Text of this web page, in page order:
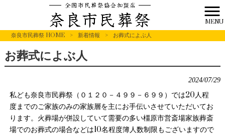
MENU
奈良市民葬祭 HOME
> 新着情報 > お葬式によぶ人
お葬式によぶ人
2024/07/29
私ども奈良市民葬祭（０１２０－４９９－６９９）では20人程
度までのご家族のみの家族層を主にお手伝いさせていただいてお
ります。火葬場が併設していて需要の多い橿原市営斎場家族葬斎
場でのお葬式の場合などは10名程度簿人数制限もございますので